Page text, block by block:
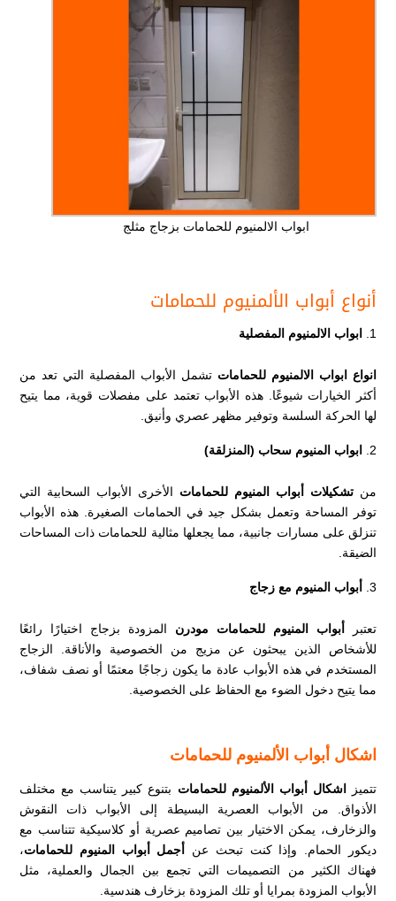
ابواب الالمنيوم للحمامات بزجاج مثلج
أنواع أبواب الألمنيوم للحمامات
ابواب الالمنيوم المفصلية
انواع ابواب الالمنيوم للحمامات تشمل الأبواب المفصلية التي تعد من
أكثر الخيارات شيوعًا. هذه الأبواب تعتمد على مفصلات قوية، مما يتيح
لها الحركة السلسة وتوفير مظهر عصري وأنيق.
ابواب المنيوم سحاب (المنزلقة)
من تشكيلات أبواب المنيوم للحمامات الأخرى الأبواب السحابية التي
توفر المساحة وتعمل بشكل جيد في الحمامات الصغيرة. هذه الأبواب
تنزلق على مسارات جانبية، مما يجعلها مثالية للحمامات ذات المساحات
الضيقة.
أبواب المنيوم مع زجاج
تعتبر أبواب المنيوم للحمامات مودرن المزودة بزجاج اختيارًا رائعًا
للأشخاص الذين يبحثون عن مزيج من الخصوصية والأناقة. الزجاج
المستخدم في هذه الأبواب عادة ما يكون زجاجًا معتمًا أو نصف شفاف،
مما يتيح دخول الضوء مع الحفاظ على الخصوصية.
اشكال أبواب الألمنيوم للحمامات
تتميز اشكال أبواب الألمنيوم للحمامات بتنوع كبير يتناسب مع مختلف
الأذواق. من الأبواب العصرية البسيطة إلى الأبواب ذات النقوش
والزخارف، يمكن الاختيار بين تصاميم عصرية أو كلاسيكية تتناسب مع
ديكور الحمام. وإذا كنت تبحث عن
أجمل أبواب المنيوم للحمامات،
فهناك الكثير من التصميمات التي تجمع بين الجمال والعملية، مثل
الأبواب المزودة بمرايا أو تلك المزودة بزخارف هندسية.